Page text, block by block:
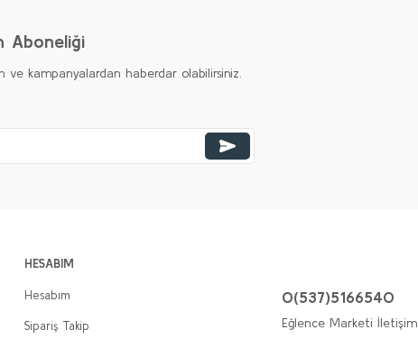
Aboneliği
kampanyalardan haberdar olabilirsiniz.
HESABIM
Hesabım
Sipariş Takip
0(537)5166540
Eğlence Marketi İletişim